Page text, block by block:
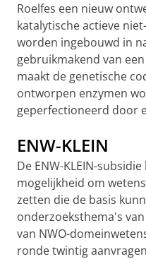
Roelfes een nieuw
katalytische actieve
worden ingebouwd in
gebruikmakend van
maakt de genetische
ontworpen enzymen
geperfectioneerd door
ENW-KLEIN
De ENW-KLEIN-
mogelijkheid om
zetten die de basis
onderzoeksthema's
van NWO-
ronde twintig